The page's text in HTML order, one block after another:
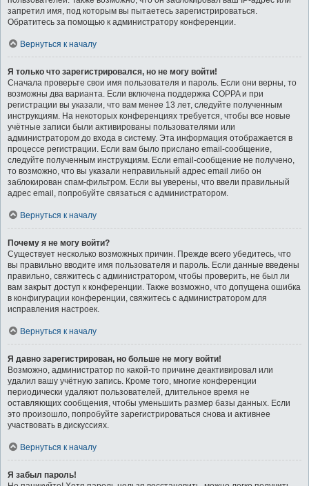
запретил имя, под которым вы пытаетесь зарегистрироваться.
Обратитесь за помощью к администратору конференции.
Вернуться к началу
Я только что зарегистрировался, но не могу войти!
Сначала проверьте свои имя пользователя и пароль. Если они верны, то
возможны два варианта. Если включена поддержка COPPA и при
регистрации вы указали, что вам менее 13 лет, следуйте полученным
инструкциям. На некоторых конференциях требуется, чтобы все новые
учётные записи были активированы пользователями или
администратором до входа в систему. Эта информация отображается в
процессе регистрации. Если вам было прислано email-сообщение,
следуйте полученным инструкциям. Если email-сообщение не получено,
то возможно, что вы указали неправильный адрес email либо он
заблокирован спам-фильтром. Если вы уверены, что ввели правильный
адрес email, попробуйте связаться с администратором.
Вернуться к началу
Почему я не могу войти?
Существует несколько возможных причин. Прежде всего убедитесь, что
вы правильно вводите имя пользователя и пароль. Если данные введены
правильно, свяжитесь с администратором, чтобы проверить, не был ли
вам закрыт доступ к конференции. Также возможно, что допущена ошибка
в конфигурации конференции, свяжитесь с администратором для
исправления настроек.
Вернуться к началу
Я давно зарегистрирован, но больше не могу войти!
Возможно, администратор по какой-то причине деактивировал или
удалил вашу учётную запись. Кроме того, многие конференции
периодически удаляют пользователей, длительное время не
оставляющих сообщения, чтобы уменьшить размер базы данных. Если
это произошло, попробуйте зарегистрироваться снова и активнее
участвовать в дискуссиях.
Вернуться к началу
Я забыл пароль!